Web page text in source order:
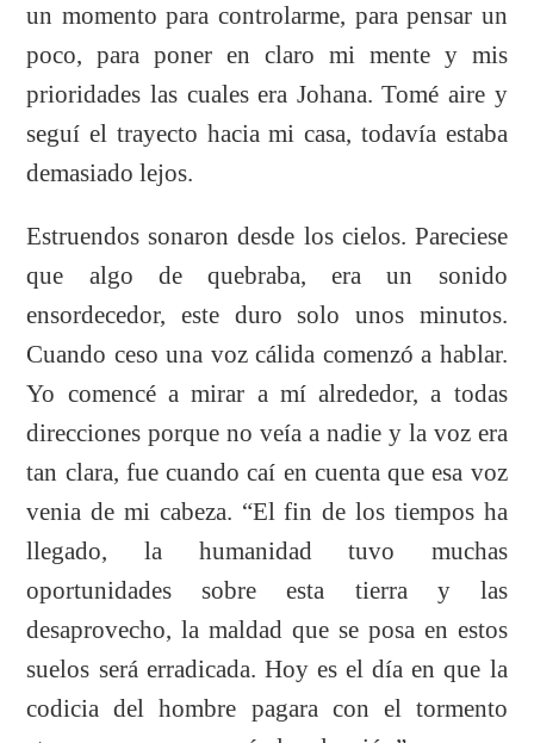
un momento para controlarme, para pensar un
poco, para poner en claro mi mente y mis
prioridades las cuales era Johana. Tomé aire y
seguí el trayecto hacia mi casa, todavía estaba
demasiado lejos.
Estruendos sonaron desde los cielos. Pareciese
que algo de quebraba, era un sonido
ensordecedor, este duro solo unos minutos.
Cuando ceso una voz cálida comenzó a hablar.
Yo comencé a mirar a mí alrededor, a todas
direcciones porque no veía a nadie y la voz era
tan clara, fue cuando caí en cuenta que esa voz
venia de mi cabeza. “El fin de los tiempos ha
llegado, la humanidad tuvo muchas
oportunidades sobre esta tierra y las
desaprovecho, la maldad que se posa en estos
suelos será erradicada. Hoy es el día en que la
codicia del hombre pagara con el tormento